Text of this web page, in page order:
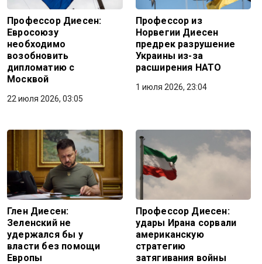
Профессор Диесен:
Евросоюзу
необходимо
возобновить
дипломатию с
Москвой
22 июля 2026, 03:05
Профессор из
Норвегии Диесен
предрек разрушение
Украины из-за
расширения НАТО
1 июля 2026, 23:04
Глен Диесен:
Зеленский не
удержался бы у
власти без помощи
Европы
Профессор Диесен:
удары Ирана сорвали
американскую
стратегию
затягивания войны